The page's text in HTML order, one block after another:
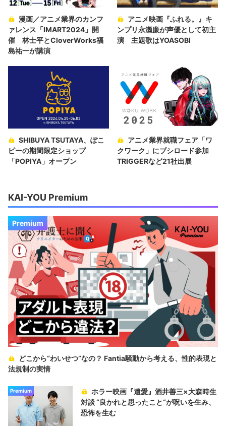
漫画／アニメ業界のカンフ
ァレンス「IMART2024」開
催 林士平とCloverWorks福
島祐一が講演
アニメ映画『ふれる。』キ
ンプリ永瀬廉が声優として初主
演 主題歌はYOASOBI
SHIBUYA TSUTAYA、ぽこ
ピーの期間限定ショップ
「POPIYA」オープン
アニメ業界就職フェア「ワ
クワーク」にブシロード参加
TRIGGERなど21社出展
KAI-YOU Premium
Premium
どこから“わいせつ”なの？ Fantia騒動から考える、性的表現と
法規制の実情
Premium
ホラー映画『遺愛』酒井善三×大森時生
対談 “良かれと思ったこと“が呪いを生み、
恐怖を生む